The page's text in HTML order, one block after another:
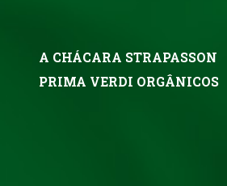
A CHÁCARA STRAPASSON
PRIMA VERDI ORGÂNICOS